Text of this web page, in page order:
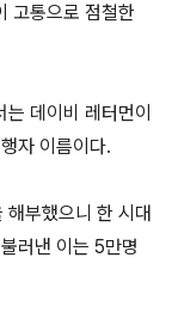
고통으로 점철한
데이비 레터먼이
자 이름이다.
해부했으니 한 시대
러낸 이는 5만명